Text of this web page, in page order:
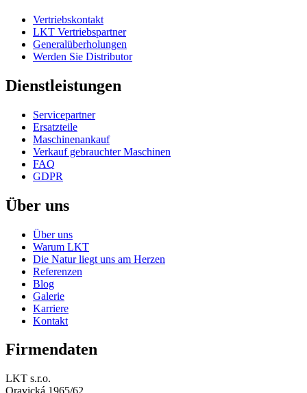
Vertriebskontakt
LKT Vertriebspartner
Generalüberholungen
Werden Sie Distributor
Dienstleistungen
Servicepartner
Ersatzteile
Maschinenankauf
Verkauf gebrauchter Maschinen
FAQ
GDPR
Über uns
Über uns
Warum LKT
Die Natur liegt uns am Herzen
Referenzen
Blog
Galerie
Karriere
Kontakt
Firmendaten
LKT s.r.o.